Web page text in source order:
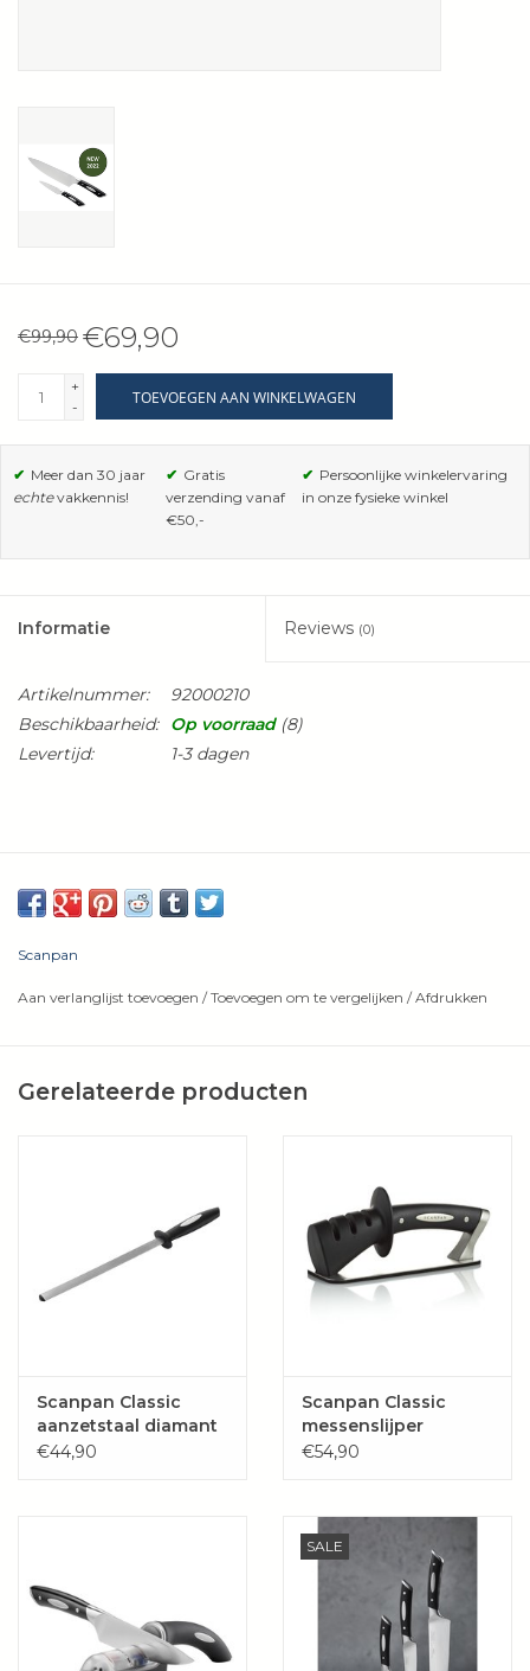
€99,90 €69,90
+
-
TOEVOEGEN AAN WINKELWAGEN
✔ Meer dan 30 jaar
echtevakkennis!
✔ Gratis
verzending vanaf
€50,-
✔ Persoonlijke winkelervaring
in onze fysieke winkel
Informatie Reviews (0)
Artikelnummer:
92000210
Beschikbaarheid:
Op voorraad(8)
Levertijd:
1-3 dagen
Scanpan
Aan verlanglijst toevoegen /Toevoegen om te vergelijken /Afdrukken
Gerelateerde producten
Scanpan Classic
aanzetstaal diamant
25cm
€44,90
Scanpan Classic
messenslijper
€54,90
SALE